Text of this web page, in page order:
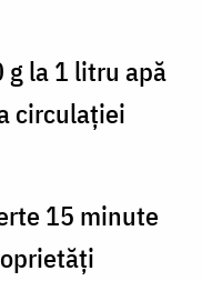
la 1 litru apă
circulaţiei
15 minute